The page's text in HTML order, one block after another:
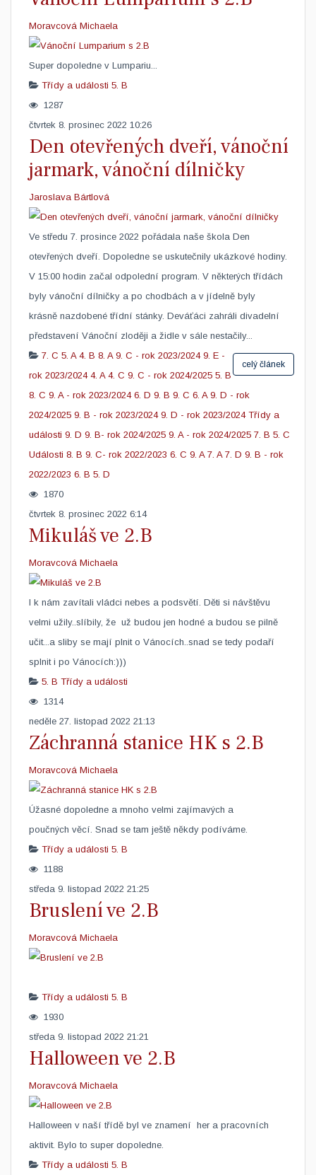
Moravcová Michaela
Super dopoledne v Lumpariu... ​
Třídy a události 5. B
1287
čtvrtek 8. prosinec 2022 10:26
Den otevřených dveří, vánoční
jarmark, vánoční dílničky
Jaroslava Bártlová
Ve středu 7. prosince 2022 pořádala naše škola Den
otevřených dveří. Dopoledne se uskutečnily ukázkové hodiny.
V 15:00 hodin začal odpolední program. V některých třídách
byly vánoční dílničky a po chodbách a v jídelně byly
krásně nazdobené třídní stánky. Deváťáci zahráli divadelní
představení Vánoční zloději a židle v sále nestačily...
celý článek
7. C 5. A 4. B 8. A 9. C - rok 2023/2024 9. E -
rok 2023/2024 4. A 4. C 9. C - rok 2024/2025 5. B
8. C 9. A - rok 2023/2024 6. D 9. B 9. C 6. A 9. D - rok
2024/2025 9. B - rok 2023/2024 9. D - rok 2023/2024 Třídy a
události 9. D 9. B- rok 2024/2025 9. A - rok 2024/2025 7. B 5. C
Události 8. B 9. C- rok 2022/2023 6. C 9. A 7. A 7. D 9. B - rok
2022/2023 6. B 5. D
1870
čtvrtek 8. prosinec 2022 6:14
Mikuláš ve 2.B
Moravcová Michaela
​I k nám zavítali vládci nebes a podsvětí. Děti si návštěvu
velmi užily..slíbily, že už budou jen hodné a budou se pilně
učit...a sliby se mají plnit o Vánocích..snad se tedy podaří
splnit i po Vánocích:)))
5. B Třídy a události
1314
neděle 27. listopad 2022 21:13
Záchranná stanice HK s 2.B
Moravcová Michaela
​Úžasné dopoledne a mnoho velmi zajímavých a
poučných věcí. Snad se tam ještě někdy podíváme.
Třídy a události 5. B
1188
středa 9. listopad 2022 21:25
Bruslení ve 2.B
Moravcová Michaela
Třídy a události 5. B
1930
středa 9. listopad 2022 21:21
Halloween ve 2.B
Moravcová Michaela
​Halloween v naší třídě byl ve znamení her a pracovních
aktivit. Bylo to super dopoledne.
Třídy a události 5. B